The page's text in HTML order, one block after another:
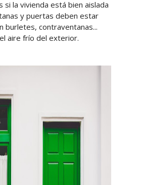
si la vivienda está bien aislada
y puertas deben estar
burletes, contraventanas...
aire frío del exterior.